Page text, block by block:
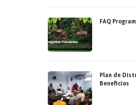
FAQ
Plan de
Beneficios